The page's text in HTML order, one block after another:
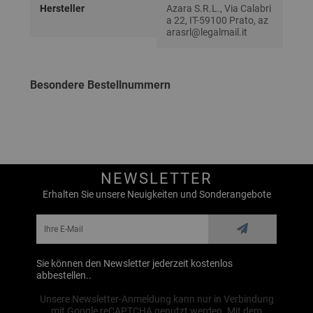
Hersteller
Azara S.R.L., Via Calabri
a 22, IT-59100 Prato, az
arasrl@legalmail.it
Besondere Bestellnummern
NEWSLETTER
Erhalten Sie unsere Neuigkeiten und Sonderangebote
Sie können den Newsletter jederzeit kostenlos
abbestellen..
Unsere Newsletter-Anmeldung kann nur in Verbindung